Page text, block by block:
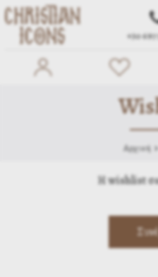
+30 697
Αρχική
Η wishlist